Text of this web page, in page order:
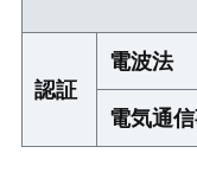
認証
電波法
電気通